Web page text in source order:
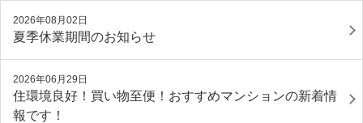
2026年08月02日
夏季休業期間のお知らせ
2026年06月29日
住環境良好！買い物至便！おすすめマンションの新着情
報です！